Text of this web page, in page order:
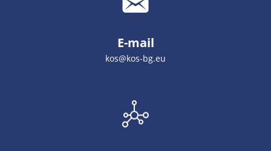
E-mail
kos@kos-bg.eu